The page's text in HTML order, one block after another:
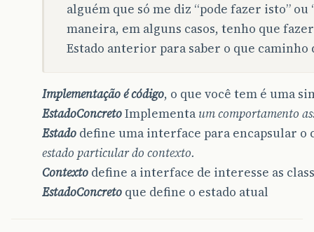
alguém que só me diz “pode fazer isto” ou
maneira, em alguns casos, tenho que
Estado anterior para saber o que caminho
Implementação é código, o que você tem é uma
EstadoConcretoImplementa um comportamento
Estado define uma interface para encapsular o
estado particular do contexto.
Contexto define a interface de interesse as
EstadoConcreto que define o estado atual